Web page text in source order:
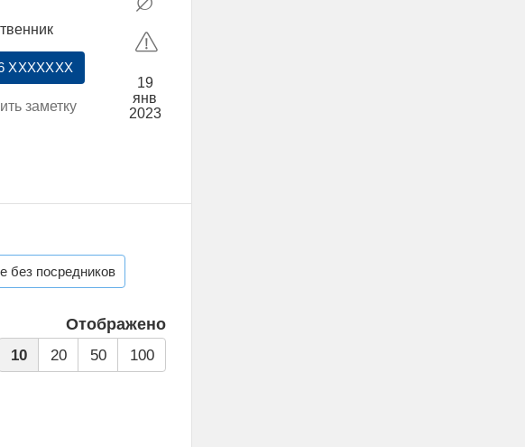
XXXXXXX
заметку
19
янв
2023
без посредников
Отображено
10 20 50 100